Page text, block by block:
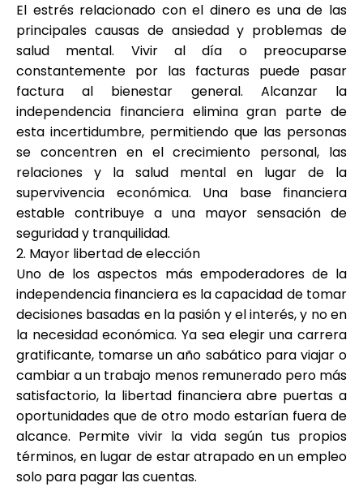
El estrés relacionado con el dinero es una de las
principales causas de ansiedad y problemas de
salud mental. Vivir al día o preocuparse
constantemente por las facturas puede pasar
factura al bienestar general. Alcanzar la
independencia financiera elimina gran parte de
esta incertidumbre, permitiendo que las personas
se concentren en el crecimiento personal, las
relaciones y la salud mental en lugar de la
supervivencia económica. Una base financiera
estable contribuye a una mayor sensación de
seguridad y tranquilidad.
2. Mayor libertad de elección
Uno de los aspectos más empoderadores de la
independencia financiera es la capacidad de tomar
decisiones basadas en la pasión y el interés, y no en
la necesidad económica. Ya sea elegir una carrera
gratificante, tomarse un año sabático para viajar o
cambiar a un trabajo menos remunerado pero más
satisfactorio, la libertad financiera abre puertas a
oportunidades que de otro modo estarían fuera de
alcance. Permite vivir la vida según tus propios
términos, en lugar de estar atrapado en un empleo
solo para pagar las cuentas.